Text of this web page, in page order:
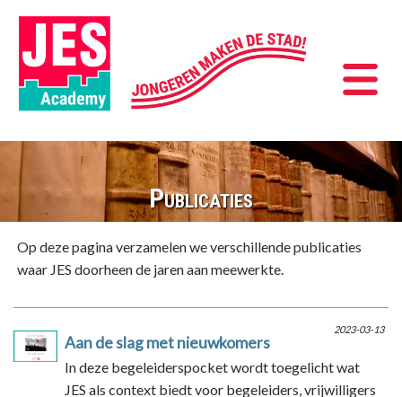
Publicaties
Op deze pagina verzamelen we verschillende publicaties
waar JES doorheen de jaren aan meewerkte.
2023-03-13
Aan de slag met nieuwkomers
In deze begeleiderspocket wordt toegelicht wat
JES als context biedt voor begeleiders, vrijwilligers